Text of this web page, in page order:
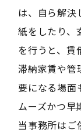
は、自ら解決
紙をしたり、
を行うと、賃
滞納家賃や管
要になる場面
ムーズかつ早
当事務所はご